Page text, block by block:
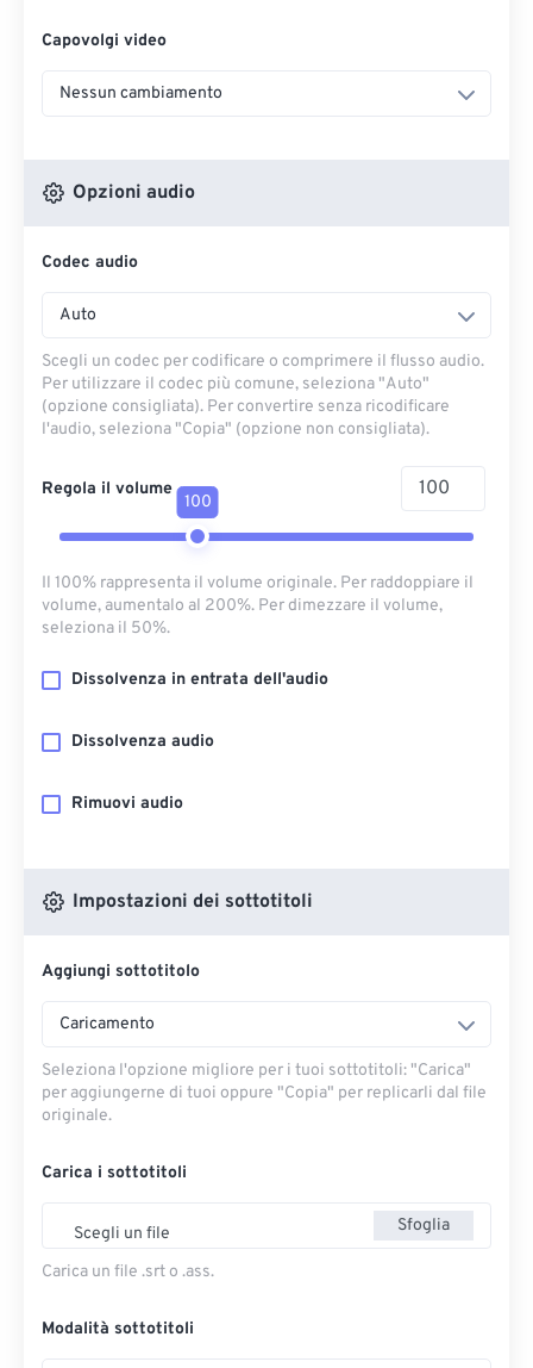
Capovolgi video
Nessun cambiamento
Opzioni audio
Codec audio
Auto
Scegli un codec per codificare o comprimere il flusso audio.
Per utilizzare il codec più comune, seleziona "Auto"
(opzione consigliata). Per convertire senza ricodificare
l'audio, seleziona "Copia" (opzione non consigliata).
Regola il volume
100
Il 100% rappresenta il volume originale. Per raddoppiare il
volume, aumentalo al 200%. Per dimezzare il volume,
seleziona il 50%.
Dissolvenza in entrata dell'audio
Dissolvenza audio
Rimuovi audio
Impostazioni dei sottotitoli
Aggiungi sottotitolo
Caricamento
Seleziona l'opzione migliore per i tuoi sottotitoli: "Carica" ​​
per aggiungerne di tuoi oppure "Copia" per replicarli dal file
originale.
Carica i sottotitoli
Scegli un file Sfoglia
Carica un file .srt o .ass.
Modalità sottotitoli